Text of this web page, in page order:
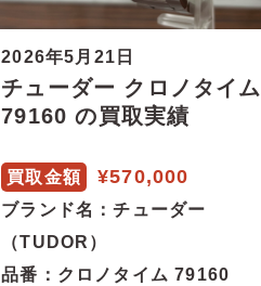
2026年5月21日
チューダー クロノタイム
79160 の買取実績
買取金額 ¥570,000
ブランド名 ：チューダー
（TUDOR）
品番 ：クロノタイム 79160